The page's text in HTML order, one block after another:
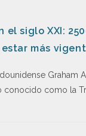
siglo XXI:
más
Graham
conocido como la